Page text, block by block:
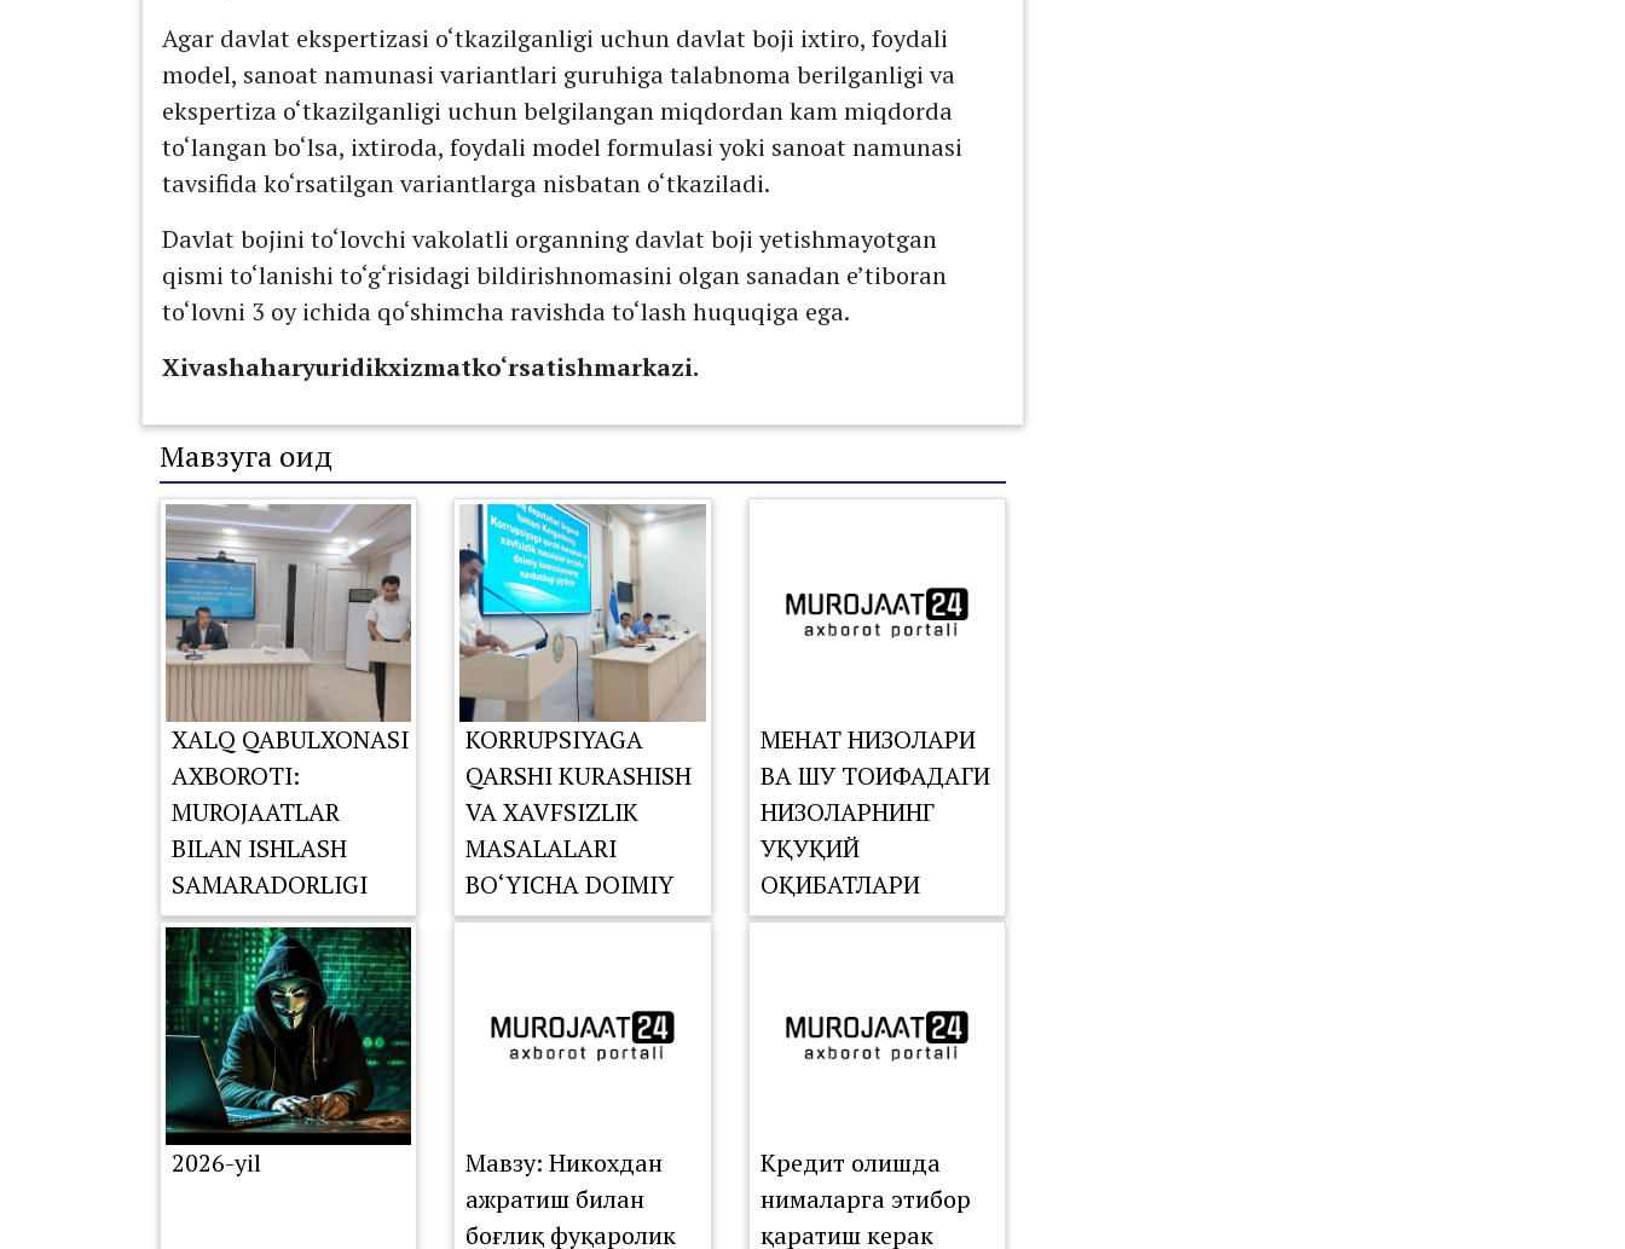
Agar davlat ekspertizasi o‘tkazilganligi uchun davlat boji ixtiro, foydali
model, sanoat namunasi variantlari guruhiga talabnoma berilganligi va
ekspertiza o‘tkazilganligi uchun belgilangan miqdordan kam miqdorda
to‘langan bo‘lsa, ixtiroda, foydali model formulasi yoki sanoat namunasi
tavsifida ko‘rsatilgan variantlarga nisbatan o‘tkaziladi.
Davlat bojini to‘lovchi vakolatli organning davlat boji yetishmayotgan
qismi to‘lanishi to‘g‘risidagi bildirishnomasini olgan sanadan e’tiboran
to‘lovni 3 oy ichida qo‘shimcha ravishda to‘lash huquqiga ega.
Xivashaharyuridikxizmatko‘rsatishmarkazi.
Мавзуга оид
XALQ QABULXONASI
AXBOROTI:
MUROJAATLAR
BILAN ISHLASH
SAMARADORLIGI
TAHLIL QILINDI
KORRUPSIYAGA
QARSHI KURASHISH
VA XAVFSIZLIK
MASALALARI
BO‘YICHA DOIMIY
KOMISSIYASINING
O‘TKAZILDI
МЕҲНАТ НИЗОЛАРИ
ВА ШУ ТОИФАДАГИ
НИЗОЛАРНИНГ
ҲУҚУҚИЙ
ОҚИБАТЛАРИ
2026-yil
Мавзу: Никохдан
ажратиш билан
боғлиқ фуқаролик
Кредит олишда
нималарга этибор
қаратиш керак